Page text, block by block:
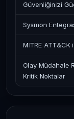
Güvenliğinizi
Sysmon
MITRE ATT&CK
Olay Müdahale
Kritik Noktalar